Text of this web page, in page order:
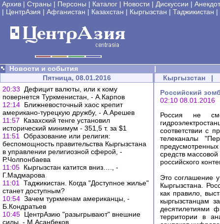
Архив | Страны | Персоны | Каталог | Новости | Дискуссии |
| ЦентрАзия | Афганистан | Казахстан | Кыргызстан | Таджикистан |
Новости и события
|
Пятница, 08.01.2016
20:33
Дефицит валюты, или к кому
повернется Туркменистан, - А.Карпов
12:14 Ближневосточный хаос крепит
американо-турецкую дружбу, - А.Арешев
11:57
Казахский тенге установил
исторический минимум - 351,5 т. за $1
11:51
Образование или религия:
беспомощность правительства Кыргызстана
в управлении религиозной сферой, -
Р.Чолпонбаева
11:05 Кыргызстан катится вниз…., -
Г.Мадмарова
11:01
Таджикистан. Когда "Доступное жилье"
станет доступным?
10:54 Зачем туркменам американцы, -
Б.Кондратьев
10:45 ЦентрАзию "разыгрывают" внешние
силы, - М.Асанбеков
Кыргызстан |
Российский
02:10 08.01.2016
Россия не
соответствии с
телеканалы
средств
российского
Это соглашение
Кыргызстана.
как правило,
кыргызстанцам
десятилетиями
территории в